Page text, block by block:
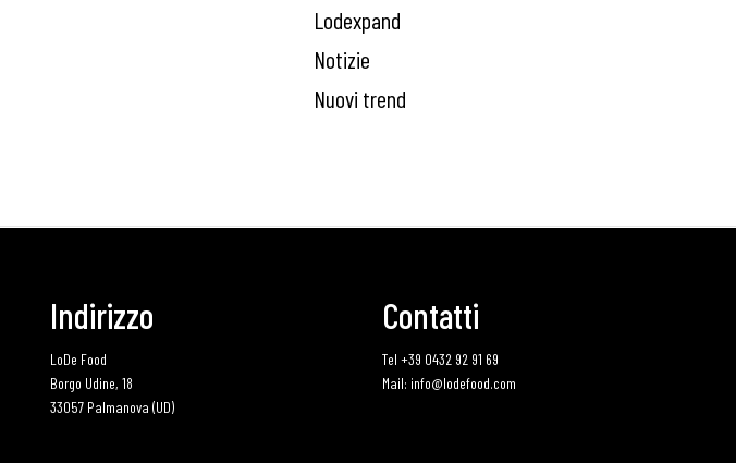
Lodexpand
Notizie
Nuovi trend
Indirizzo
LoDe Food
Borgo Udine, 18
33057 Palmanova (UD)
Contatti
Tel +39 0432 92 91 69
Mail: info@lodefood.com